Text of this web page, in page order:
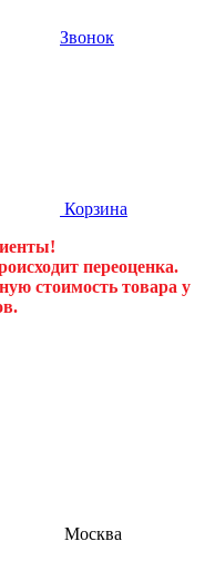
Звонок
Корзина
переоценка.
стоимость товара у
Москва